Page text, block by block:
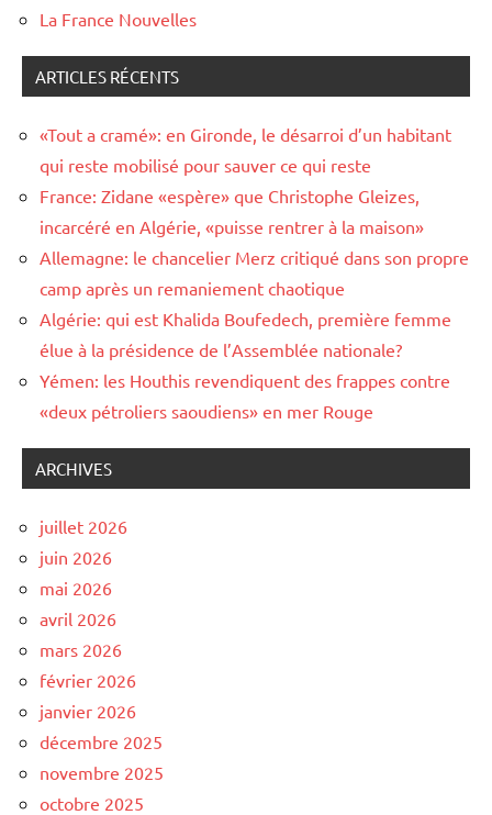
La France Nouvelles
ARTICLES RÉCENTS
«Tout a cramé»: en Gironde, le désarroi d’un habitant
qui reste mobilisé pour sauver ce qui reste
France: Zidane «espère» que Christophe Gleizes,
incarcéré en Algérie, «puisse rentrer à la maison»
Allemagne: le chancelier Merz critiqué dans son propre
camp après un remaniement chaotique
Algérie: qui est Khalida Boufedech, première femme
élue à la présidence de l’Assemblée nationale?
Yémen: les Houthis revendiquent des frappes contre
«deux pétroliers saoudiens» en mer Rouge
ARCHIVES
juillet 2026
juin 2026
mai 2026
avril 2026
mars 2026
février 2026
janvier 2026
décembre 2025
novembre 2025
octobre 2025